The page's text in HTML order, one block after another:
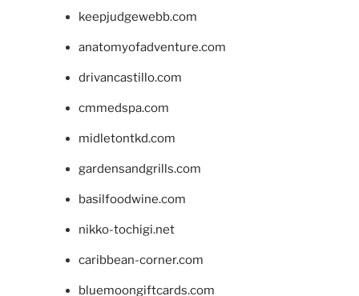
keepjudgewebb.com
anatomyofadventure.com
drivancastillo.com
cmmedspa.com
midletontkd.com
gardensandgrills.com
basilfoodwine.com
nikko-tochigi.net
caribbean-corner.com
bluemoongiftcards.com